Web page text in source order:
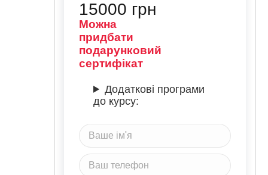
15000 грн
Можна
придбати
подарунковий
сертифікат
Додаткові програми
до курсу: